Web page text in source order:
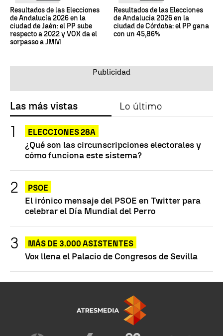
Resultados de las Elecciones
de Andalucía 2026 en la
ciudad de Jaén: el PP sube
respecto a 2022 y VOX da el
sorpasso a JMM
Resultados de las Elecciones
de Andalucía 2026 en la
ciudad de Córdoba: el PP gana
con un 45,86%
Las más vistas Lo último
ELECCIONES 28A
¿Qué son las circunscripciones electorales y
cómo funciona este sistema?
PSOE
El irónico mensaje del PSOE en Twitter para
celebrar el Día Mundial del Perro
MÁS DE 3.000 ASISTENTES
Vox llena el Palacio de Congresos de Sevilla